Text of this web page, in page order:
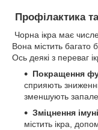
Профілактика
Чорна ікра має
Вона містить багато
Ось деякі з переваг
Покращення
сприяють
зменшують
Зміцнення
містить ікра,